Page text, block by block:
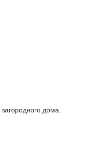
загородного дома.